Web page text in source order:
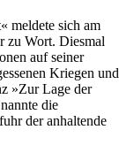
meldete sich am
zu Wort. Diesmal
auf seiner
Kriegen und
»Zur Lage der
die
der anhaltende